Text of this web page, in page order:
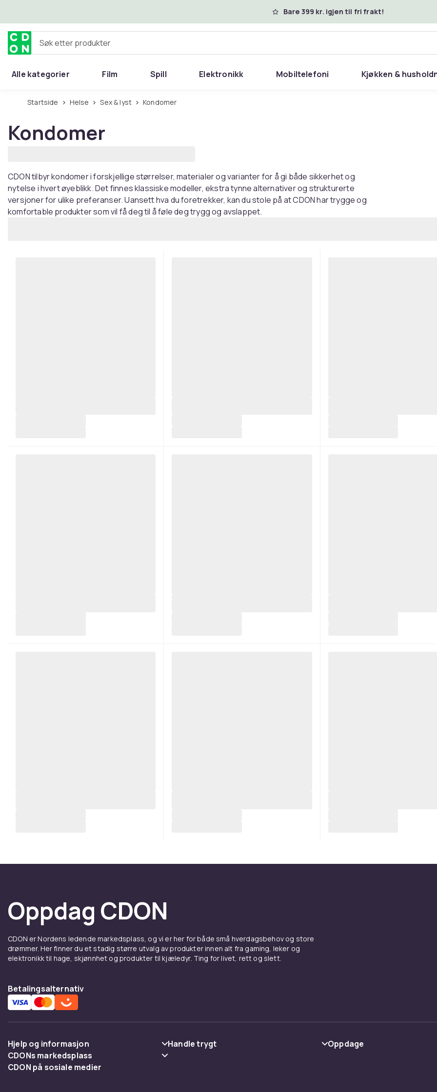
Bare 399 kr. igjen til fri frakt!
Søk etter produkter
Alle kategorier Film Spill Elektronikk Mobiltelefoni Kjøkken &
Startside Helse Sex & lyst Kondomer
Kondomer
CDON tilbyr kondomer i forskjellige størrelser, materialer og varianter for å gi både sikkerhet og
nytelse i hvert øyeblikk. Det finnes klassiske modeller, ekstra tynne alternativer og strukturerte
versjoner for ulike preferanser. Uansett hva du foretrekker, kan du stole på at CDON har trygge og
komfortable produkter som vil få deg til å føle deg trygg og avslappet.
Oppdag CDON
CDON er Nordens ledende markedsplass, og vi er her for både små hverdagsbehov og store
drømmer. Her finner du et stadig større utvalg av produkter innen alt fra gaming, leker og
elektronikk til hage, skjønnhet og produkter til kjæledyr. Ting for livet, rett og slett.
Betalingsalternativ
Hjelp og informasjon
Vanlige spørsmål
Handle trygt
Oppdage
CDONs markedsplass
Merchant Help Center
CDON på sosiale medier